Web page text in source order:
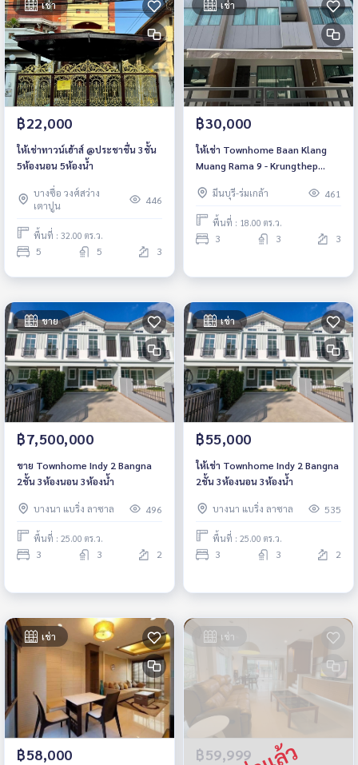
เช่า
฿22,000
ให้เช่าทาวน์เฮ้าส์ @ประชาชื่น 3ชั้น
5ห้องนอน 5ห้องน้ำ
บางซื่อ วงศ์สว่าง
เตาปูน
446
พื้นที่ : 32.00 ตร.ว.
5 5 3
เช่า
฿30,000
ให้เช่า Townhome Baan Klang
Muang Rama 9 - Krungthep
มีนบุรี-ร่มเกล้า
461
พื้นที่ : 18.00 ตร.ว.
3 3 3
ขาย
฿7,500,000
ขาย Townhome Indy 2 Bangna
2ชั้น 3ห้องนอน 3ห้องน้ำ
บางนา แบริ่ง ลาซาล 496
พื้นที่ : 25.00 ตร.ว.
3 3 2
เช่า
฿55,000
ให้เช่า Townhome Indy 2 Bangna
2ชั้น 3ห้องนอน 3ห้องน้ำ
บางนา แบริ่ง ลาซาล 535
พื้นที่ : 25.00 ตร.ว.
3 3 2
เช่า
฿58,000
เช่า
฿59,999